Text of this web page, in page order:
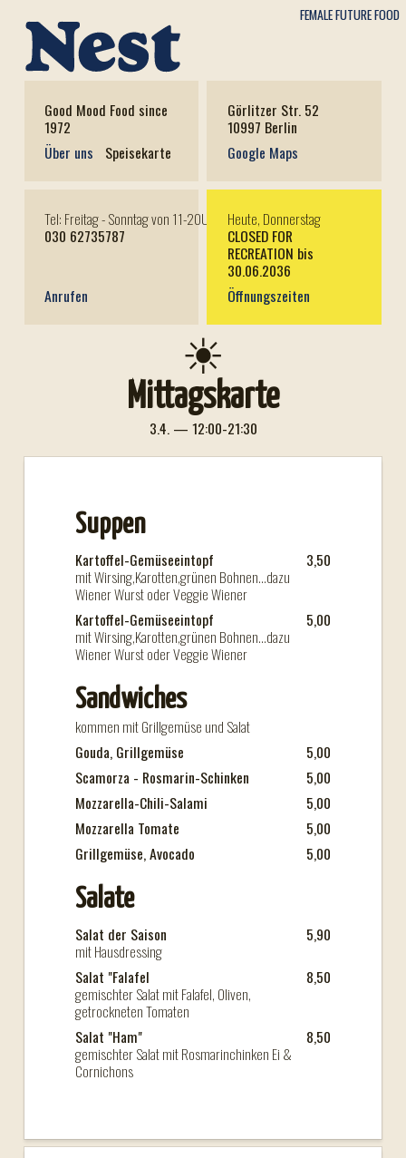
FEMALE FUTURE FOOD
Good Mood Food since
1972
Über uns
Speisekarte
Görlitzer Str. 52
10997 Berlin
Google Maps
Tel: Freitag - Sonntag von 11-20Uhr
030 62735787
Anrufen
Heute, Donnerstag
CLOSED FOR
RECREATION bis
30.06.2036
Öffnungszeiten
☀
Mittagskarte
3.4. — 12:00-21:30
Suppen
Kartoffel-Gemüseeintopf
mit Wirsing,Karotten,grünen Bohnen...dazu
Wiener Wurst oder Veggie Wiener
3,50
Kartoffel-Gemüseeintopf
mit Wirsing,Karotten,grünen Bohnen...dazu
Wiener Wurst oder Veggie Wiener
5,00
Sandwiches
kommen mit Grillgemüse und Salat
Gouda, Grillgemüse
5,00
Scamorza - Rosmarin-Schinken
5,00
Mozzarella-Chili-Salami
5,00
Mozzarella Tomate
5,00
Grillgemüse, Avocado
5,00
Salate
Salat der Saison
mit Hausdressing
5,90
Salat "Falafel
gemischter Salat mit Falafel, Oliven,
getrockneten Tomaten
8,50
Salat "Ham"
gemischter Salat mit Rosmarinchinken Ei &
Cornichons
8,50